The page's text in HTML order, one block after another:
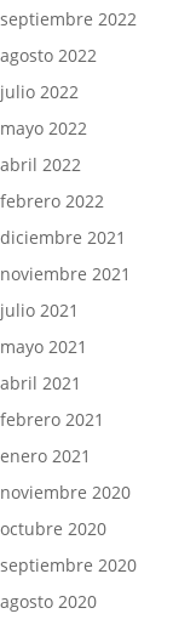
septiembre 2022
agosto 2022
julio 2022
mayo 2022
abril 2022
febrero 2022
diciembre 2021
noviembre 2021
julio 2021
mayo 2021
abril 2021
febrero 2021
enero 2021
noviembre 2020
octubre 2020
septiembre 2020
agosto 2020